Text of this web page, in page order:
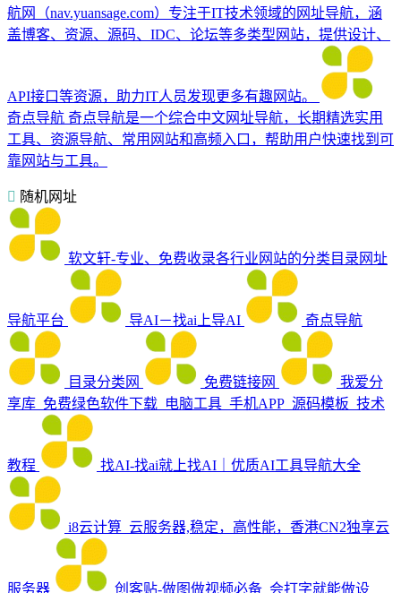
航网（nav.yuansage.com）专注于IT技术领域的网址导航，涵
盖博客、资源、源码、IDC、论坛等多类型网站，提供设计、
API接口等资源，助力IT人员发现更多有趣网站。
奇点导航 奇点导航是一个综合中文网址导航，长期精选实用
工具、资源导航、常用网站和高频入口，帮助用户快速找到可
靠网站与工具。
随机网址
软文轩-专业、免费收录各行业网站的分类目录网址
导航平台 导AI－找ai上导AI 奇点导航
目录分类网 免费链接网
我爱分
享库_免费绿色软件下载_电脑工具_手机APP_源码模板_技术
教程 找AI-找ai就上找AI｜优质AI工具导航大全
i8云计算_云服务器,稳定，高性能，香港CN2独享云
服务器 创客贴-做图做视频必备_会打字就能做设